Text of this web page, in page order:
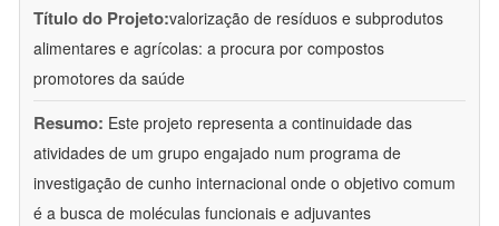
Título do Projeto:valorização de resíduos e subprodutos
alimentares e agrícolas: a procura por compostos
promotores da saúde
Resumo: Este projeto representa a continuidade das
atividades de um grupo engajado num programa de
investigação de cunho internacional onde o objetivo comum
é a busca de moléculas funcionais e adjuvantes